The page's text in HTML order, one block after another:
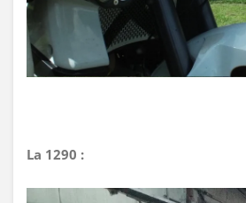
La 1290 :